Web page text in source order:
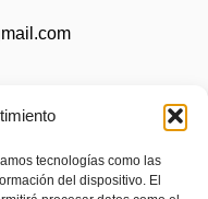
tecnologías como las
del dispositivo. El